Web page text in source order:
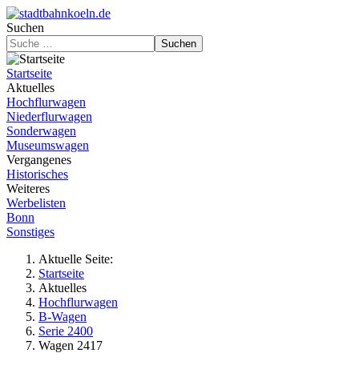
Suchen
Suchen
Startseite
Aktuelles
Hochflurwagen
Niederflurwagen
Sonderwagen
Museumswagen
Vergangenes
Historisches
Weiteres
Werbelisten
Bonn
Sonstiges
Aktuelle Seite:
Startseite
Aktuelles
Hochflurwagen
B-Wagen
Serie 2400
Wagen 2417